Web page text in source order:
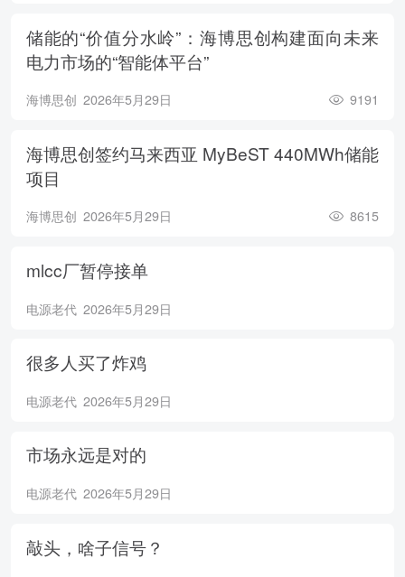
储能的“价值分水岭”：海博思创构建面向未来
电力市场的“智能体平台”
海博思创 2026年5月29日 9191
海博思创签约马来西亚 MyBeST 440MWh储能
项目
海博思创 2026年5月29日 8615
mlcc厂暂停接单
电源老代 2026年5月29日
很多人买了炸鸡
电源老代 2026年5月29日
市场永远是对的
电源老代 2026年5月29日
敲头，啥子信号？